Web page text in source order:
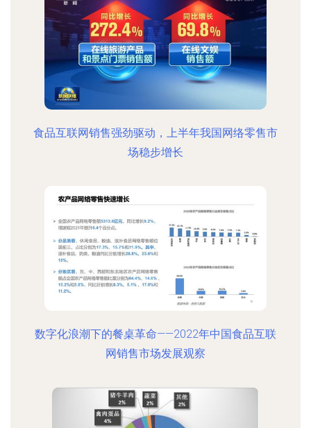
食品互联网销售强劲驱动，上半年我国网络零售市
场稳步增长
数字化浪潮下的餐桌革命——2022年中国食品互联
网销售市场发展观察